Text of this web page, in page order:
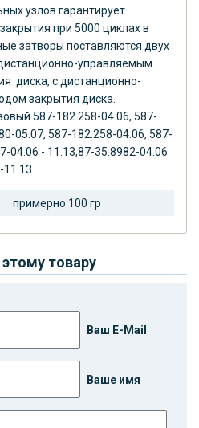
узлов гарантирует
при 5000 циклах в
затворы поставляются двух
управляемым
диска, с дистанционно-
закрытия диска.
587-182.258-04.06, 587-
05.07, 587-182.258-04.06, 587-
04.06 - 11.13,87-35.8982-04.06
11.13
примерно 100 гр
товару
Ваш E-Mail
Ваше имя